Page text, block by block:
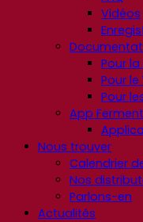
Vidéos
Pour la
Pour le
Pour
App
Nous trouver
Calendrier
Nos
Parlons-en
Actualités